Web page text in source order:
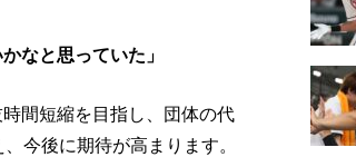
なと思っていた」
間短縮を目指し、団体の代
今後に期待が高まります。